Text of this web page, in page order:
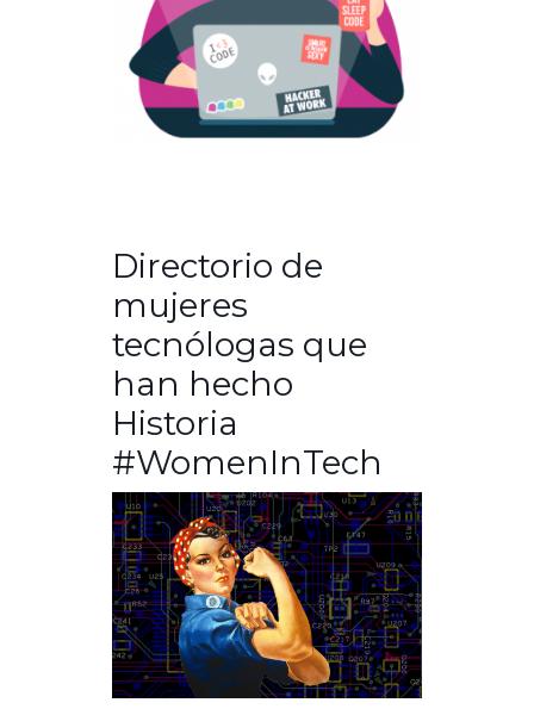
Directorio de
mujeres
tecnólogas que
han hecho
Historia
#WomenInTech